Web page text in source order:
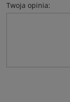
Twoja opinia: